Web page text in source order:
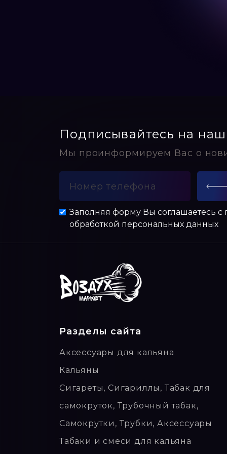
Подписывайтесь на
Мы проинформируем Вас о
Заполняя форму Вы соглашаетесь
обработкой персональных данных
Разделы сайта
Аксессуары для кальяна
Кальяны
Сигареты, Сигариллы, Табак для
самокруток, Трубочный табак,
Самокрутки, Трубки, Аксессуары
Табаки и смеси для кальяна